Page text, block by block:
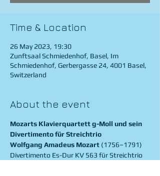
Time & Location
26 May 2023, 19:30
Zunftsaal Schmiedenhof, Basel, Im
Schmiedenhof, Gerbergasse 24, 4001 Basel,
Switzerland
About the event
Mozarts Klavierquartett g-Moll und sein
Divertimento für Streichtrio
Wolfgang Amadeus Mozart (1756–1791)
Divertimento Es-Dur KV 563 für Streichtrio